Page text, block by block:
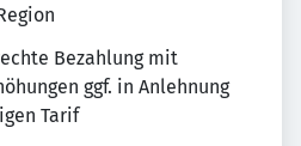
Bezahlung mit
ggf. in Anlehnung
Tarif